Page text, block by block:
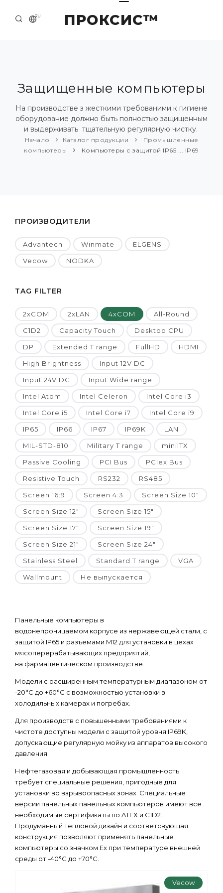
ПРОКСИС™
RU
О КОМПАНИИ
ПРИМЕРЫ И РЕШЕНИЯ
КАТАЛОГ ПРОДУКЦИИ
Защищенные компьютеры
На производстве з жесткими требованими к гигиене
оборудование должно быть полностью защищенным
и выдерживать тщательную регулярную чистку.
Начало Каталог продукции
Промышленные
компьютеры
Компьютеры с защитой IP65 ... IP69
ПРОИЗВОДИТЕЛИ
Advantech Winmate ELGENS
Vecow NODKA
TAG FILTER
2xCOM 2xLAN 4xCOM All-Round
C1D2 Capacity Touch Desktop CPU
DP Extended T range FullHD HDMI
High Brightness Input 12V DC
Input 24V DC Input Wide range
Intel Atom Intel Celeron Intel Core i3
Intel Core i5 Intel Core i7 Intel Core i9
IP65 IP66 IP67 IP69K LAN
MIL-STD-810 Military T range miniITX
Passive Cooling PCI Bus PCIex Bus
Resistive Touch RS232 RS485
Screen 16:9 Screen 4:3 Screen Size 10"
Screen Size 12" Screen Size 15"
Screen Size 17" Screen Size 19"
Screen Size 21" Screen Size 24"
Stainless Steel Standard T range VGA
Wallmount Не выпускается
Панельные компьютеры в
водонепроницаемом корпусе из нержавеющей стали, с
защитой IP65 и разъемами M12 для установки в цехах
мясоперерабатывающих предприятий,
на фармацевтическом производстве.
Модели с раcширенным температурным диапазоном от
-20°C до +60°C с возможностью установки в
холодильных камерах и погребах.
Для производств с повышенными требованиями к
чистоте доступны модели с защитой уровня IP69K,
допускающие регулярную мойку из аппаратов высокого
давления.
Нефтегазовая и добывающая промышленность
требует специальные решения, пригодные для
установки во взрывоопасных зонах. Специальные
версии панельных панельных компьютеров имеют все
необходимые сертификаты по ATEX и C1D2.
Продуманный тепловой дизайн и соответсвующая
конструкция позволяют применять панельные
компьютеры со значком Ex при температуре внешней
среды от -40°C до +70°C.
Vecow